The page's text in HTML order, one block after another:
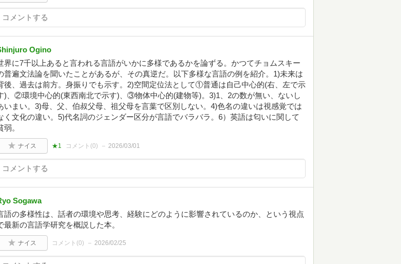
Ogino
界に7千以上あると言われる言語がいかに多様であるかを論ずる。かつてチョムスキー
普遍文法論を聞いたことがあるが、その真逆だ。以下多様な言語の例を紹介。1)未来は
後、過去は前方。身振りでも示す。2)空間定位法として①普通は自己中心的(右、左で示
)、②環境中心的(東西南北で示す)、③物体中心的(建物等)。3)1、2の数が無い、ないし
いまい。3)母、父、伯叔父母、祖父母を言葉で区別しない。4)色名の違いは視感覚では
く文化の違い。5)代名詞のジェンダー区分が言語でバラバラ。6）英語は匂いに関して
弱。
ナイス ★1 コメント(0) 2026/03/01
Sogawa
語の多様性は、話者の環境や思考、経験にどのように影響されているのか、という視点
最新の言語学研究を概説した本。
ナイス コメント(0) 2026/02/25